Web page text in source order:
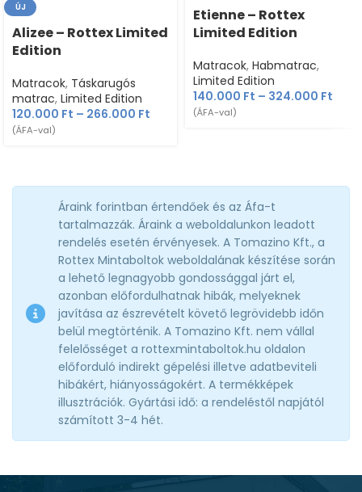
ÚJ
Alizee – Rottex Limited
Edition
Matracok, Táskarugós
matrac, Limited Edition
120.000 Ft – 266.000 Ft
(ÁFA-val)
Etienne – Rottex
Limited Edition
Matracok, Habmatrac,
Limited Edition
140.000 Ft – 324.000 Ft
(ÁFA-val)
Áraink forintban értendőek és az Áfa-t
tartalmazzák. Áraink a weboldalunkon leadott
rendelés esetén érvényesek. A Tomazino Kft., a
Rottex Mintaboltok weboldalának készítése során
a lehető legnagyobb gondossággal járt el,
azonban előfordulhatnak hibák, melyeknek
javítása az észrevételt követő legrövidebb időn
belül megtörténik. A Tomazino Kft. nem vállal
felelősséget a rottexmintaboltok.hu oldalon
előforduló indirekt gépelési illetve adatbeviteli
hibákért, hiányosságokért. A termékképek
illusztrációk. Gyártási idő: a rendeléstől napjától
számított 3-4 hét.